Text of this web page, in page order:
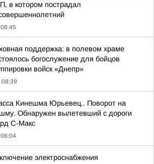
в котором пострадал
08:45
поддержка: в полевом храме
богослужение для бойцов
войск «Днепр»
08:39
Кинешма Юрьевец.. Поворот на
Обнаружен вылетевший с дороги
С-Макс
08:04
электроснабжения